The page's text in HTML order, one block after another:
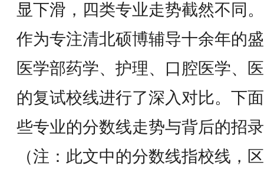
显下滑，四类专业走势截然不同。
作为专注清北硕博辅导十余年的
医学部药学、护理、口腔医学、
的复试校线进行了深入对比。下
些专业的分数线走势与背后的招
（注：此文中的分数线指校线，